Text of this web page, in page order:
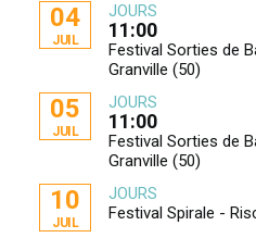
04
JUIL
JOURS
11:00
Festival Sorties de
Granville (50)
05
JUIL
JOURS
11:00
Festival Sorties de
Granville (50)
10
JUIL
JOURS
Festival Spirale -